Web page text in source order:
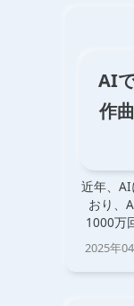
AI
作
近年、
おり、
1000万
もあり
(Suno
2025年